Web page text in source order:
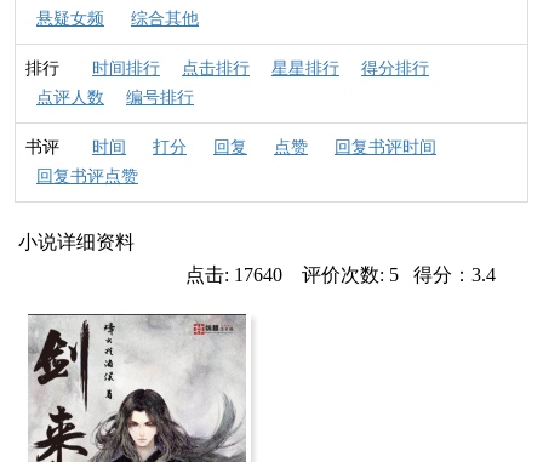
悬疑女频
综合其他
排行 时间排行 点击排行 星星排行
得分排行
点评人数
编号排行
书评 时间 打分 回复 点赞
回复书评时间
回复书评点赞
小说详细资料
点击: 17640 评价次数: 5 得分：3.4